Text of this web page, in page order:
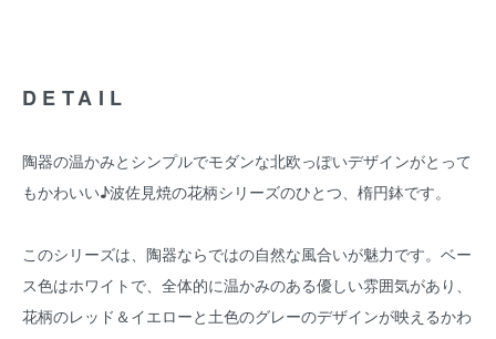
DETAIL
陶器の温かみとシンプルでモダンな北欧っぽいデザインがとって
もかわいい♪波佐見焼の花柄シリーズのひとつ、楕円鉢です。
このシリーズは、陶器ならではの自然な風合いが魅力です。ベー
ス色はホワイトで、全体的に温かみのある優しい雰囲気があり、
花柄のレッド＆イエローと土色のグレーのデザインが映えるかわ